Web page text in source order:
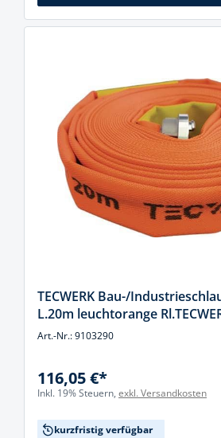
TECWERK Bau-/
L.20m leuchtorange
Art.-Nr.: 9103290
116,05 €*
Inkl. 19% Steuern, exkl. Versandkosten
kurzfristig verfügbar